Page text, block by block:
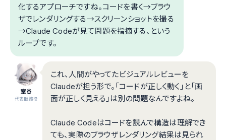
化するアプローチですね。コードを書く→ブラウ
ザでレンダリングする→スクリーンショットを撮る
→Claude Codeが見て問題を指摘する、という
ループです。
室谷
代表取締役
これ、人間がやってたビジュアルレビューを
Claudeが担う形で。「コードが正しく動く」と「画
面が正しく見える」は別の問題なんですよね。
Claude Codeはコードを読んで構造は理解でき
ても、実際のブラウザレンダリング結果は見られ